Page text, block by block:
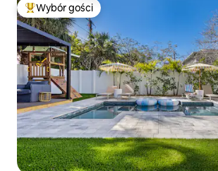
Najpopularniejsze z kategorii Wybór gości
Wybór gości